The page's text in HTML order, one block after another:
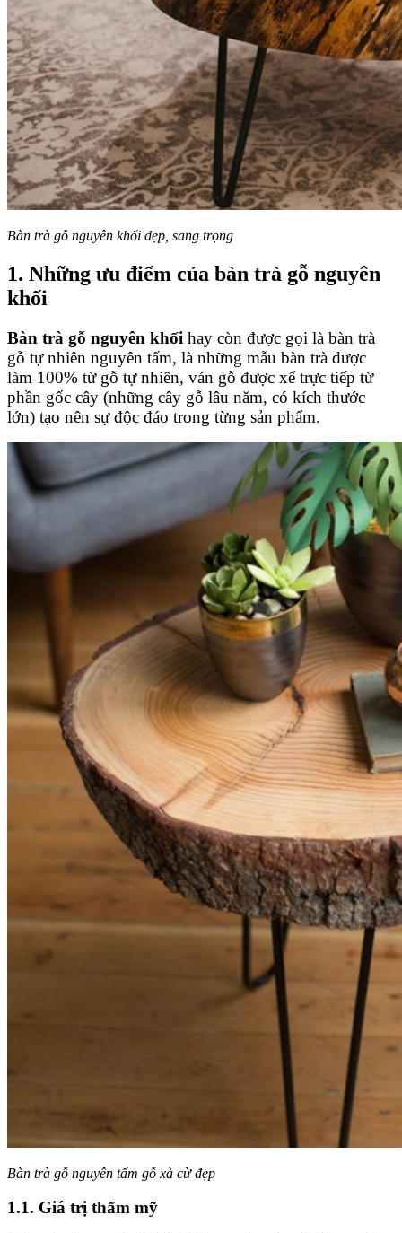
Bàn trà gỗ nguyên khối đẹp, sang trọng
1. Những ưu điểm của bàn trà gỗ nguyên
khối
Bàn trà gỗ nguyên khối hay còn được gọi là bàn trà
gỗ tự nhiên nguyên tấm, là những mẫu bàn trà được
làm 100% từ gỗ tự nhiên, ván gỗ được xể trực tiếp từ
phần gốc cây (những cây gỗ lâu năm, có kích thước
lớn) tạo nên sự độc đáo trong từng sản phẩm.
Bàn trà gỗ nguyên tấm gỗ xà cừ đẹp
1.1. Giá trị thẩm mỹ